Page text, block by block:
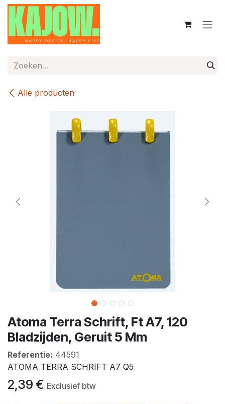
Overslaan naar inhoud
Alle producten
Atoma Terra Schrift, Ft A7, 120
Bladzijden, Geruit 5 Mm
Referentie: 44591
ATOMA TERRA SCHRIFT A7 Q5
2,39 € Exclusief btw